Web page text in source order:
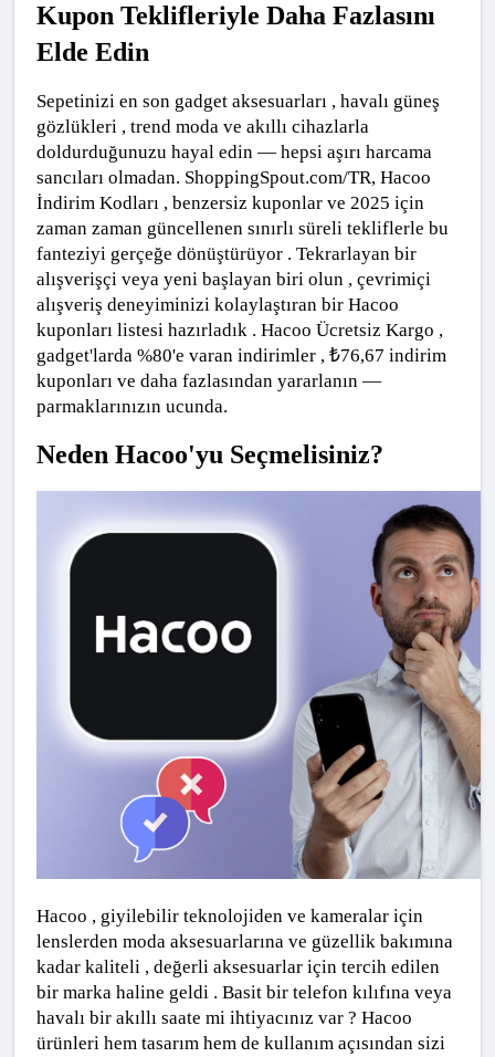
Kupon Teklifleriyle Daha Fazlasını
Elde Edin
Sepetinizi en son gadget aksesuarları , havalı güneş
gözlükleri , trend moda ve akıllı cihazlarla
doldurduğunuzu hayal edin — hepsi aşırı harcama
sancıları olmadan. ShoppingSpout.com/TR, Hacoo
İndirim Kodları , benzersiz kuponlar ve 2025 için
zaman zaman güncellenen sınırlı süreli tekliflerle bu
fanteziyi gerçeğe dönüştürüyor . Tekrarlayan bir
alışverişçi veya yeni başlayan biri olun , çevrimiçi
alışveriş deneyiminizi kolaylaştıran bir Hacoo
kuponları listesi hazırladık . Hacoo Ücretsiz Kargo ,
gadget'larda %80'e varan indirimler , ₺76,67 indirim
kuponları ve daha fazlasından yararlanın —
parmaklarınızın ucunda.
Neden Hacoo'yu Seçmelisiniz?
Hacoo , giyilebilir teknolojiden ve kameralar için
lenslerden moda aksesuarlarına ve güzellik bakımına
kadar kaliteli , değerli aksesuarlar için tercih edilen
bir marka haline geldi . Basit bir telefon kılıfına veya
havalı bir akıllı saate mi ihtiyacınız var ? Hacoo
ürünleri hem tasarım hem de kullanım açısından sizi